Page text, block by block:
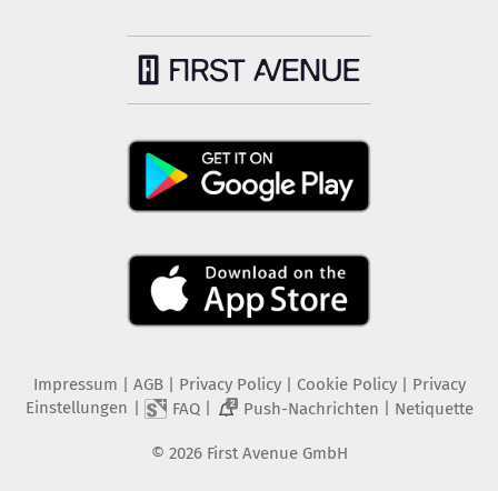
Impressum | AGB | Privacy Policy| Cookie Policy| Privacy
Einstellungen | FAQ| 2 Push-Nachrichten | Netiquette
© 2026 First Avenue GmbH